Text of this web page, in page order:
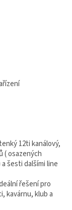
12ti kanálový,
( osazených
šesti dalšími line
řešení pro
kavárnu, klub a